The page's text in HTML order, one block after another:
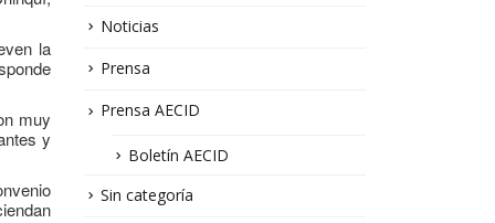
la
muy
y
Noticias
Prensa
Prensa AECID
Boletín AECID
Sin categoría